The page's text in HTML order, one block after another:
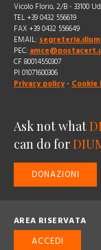
Vicolo Florio, 2/B - 33100
TEL +39 0432 556619
FAX +39 0432 556649
EMAIL:
PEC:
CF 80014550307
PI 01071600306
Privacy policy - Cookie
Ask not what
can do for
DONAZIONI
AREA RISERVATA
ACCEDI